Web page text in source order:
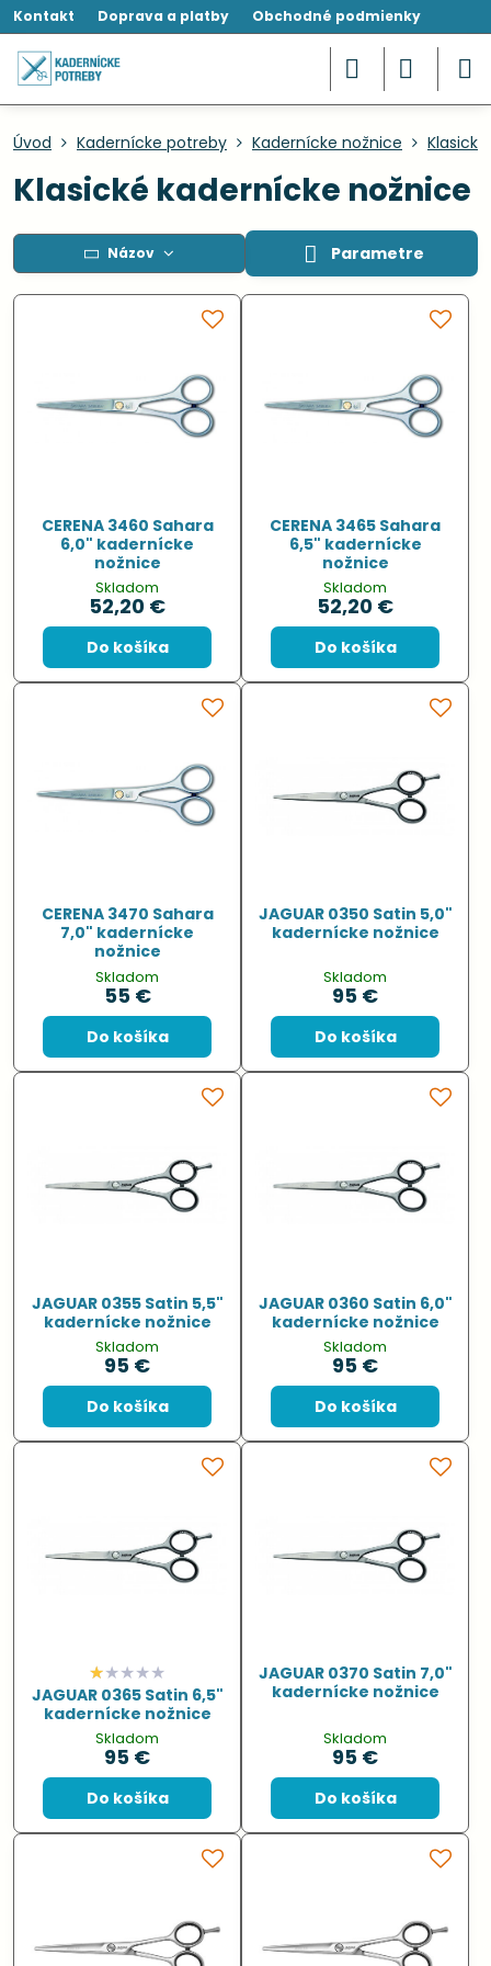
Kontakt Doprava a platby Obchodné podmienky
Úvod Kadernícke potreby Kadernícke nožnice
Klasické kadernícke nožnice
Názov Parametre
CERENA 3460 Sahara
6,0" kadernícke
nožnice
Skladom
52,20 €
Do košíka
CERENA 3465 Sahara
6,5" kadernícke
nožnice
Skladom
52,20 €
Do košíka
CERENA 3470 Sahara
7,0" kadernícke
nožnice
Skladom
55 €
Do košíka
JAGUAR 0350 Satin 5,0"
kadernícke nožnice
Skladom
95 €
Do košíka
JAGUAR 0355 Satin 5,5"
kadernícke nožnice
Skladom
95 €
Do košíka
JAGUAR 0360 Satin 6,0"
kadernícke nožnice
Skladom
95 €
Do košíka
JAGUAR 0365 Satin 6,5"
kadernícke nožnice
Skladom
95 €
Do košíka
JAGUAR 0370 Satin 7,0"
kadernícke nožnice
Skladom
95 €
Do košíka